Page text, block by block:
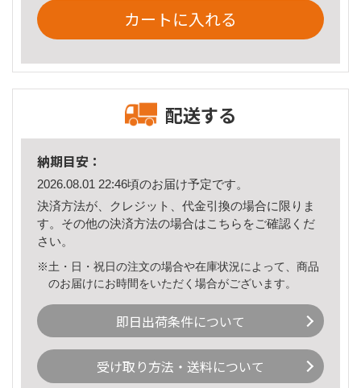
カートに入れる
配送する
納期目安：
2026.08.01 22:46頃のお届け予定です。
決済方法が、クレジット、代金引換の場合に限りま
す。その他の決済方法の場合はこちら をご確認くだ
さい。
※土・日・祝日の注文の場合や在庫状況によって、商品
のお届けにお時間をいただく場合がございます。
即日出荷条件について
受け取り方法・送料について